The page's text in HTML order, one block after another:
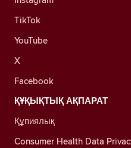
TikTok
YouTube
X
Facebook
ҚҰҚЫҚТЫҚ АҚПАРАТ
Құпиялық
Consumer Health Data